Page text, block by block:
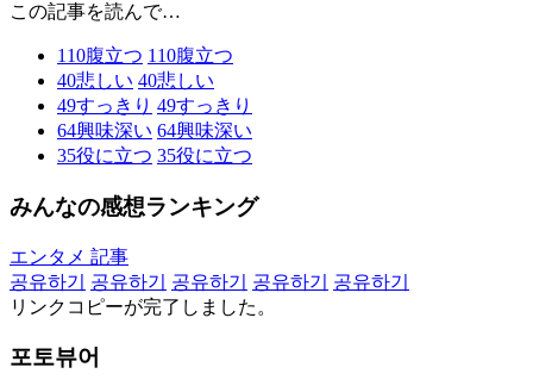
この記事を読んで…
110腹立つ 110腹立つ
40悲しい 40悲しい
49すっきり 49すっきり
64興味深い 64興味深い
35役に立つ 35役に立つ
みんなの感想ランキング
エンタメ 記事
공유하기
공유하기 공유하기 공유하기
공유하기
リンクコピーが完了しました。
포토뷰어